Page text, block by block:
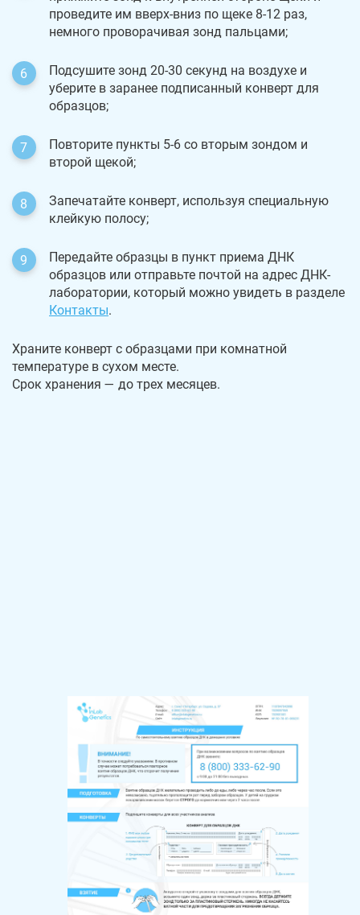
проведите им вверх-вниз по щеке 8-12 раз,
немного проворачивая зонд пальцами;
Подсушите зонд 20-30 секунд на воздухе и
уберите в заранее подписанный конверт для
образцов;
Повторите пункты 5-6 со вторым зондом и
второй щекой;
Запечатайте конверт, используя специальную
клейкую полосу;
Передайте образцы в пункт приема ДНК
образцов или отправьте почтой на адрес ДНК-
лаборатории, который можно увидеть в разделе
Контакты.
Храните конверт с образцами при комнатной
температуре в сухом месте.
Срок хранения — до трех месяцев.